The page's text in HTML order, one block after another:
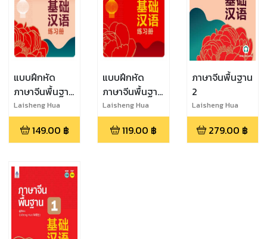
แบบฝึกหัด
ภาษาจีนพื้นฐาน
2
Laisheng Hua
149.00 ฿
แบบฝึกหัด
ภาษาจีนพื้นฐาน
1
Laisheng Hua
119.00 ฿
ภาษาจีนพื้นฐาน
2
Laisheng Hua
279.00 ฿